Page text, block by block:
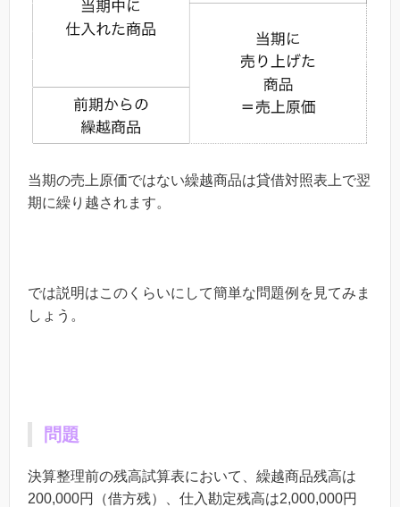
当期の売上原価ではない繰越商品は貸借対照表上で翌
期に繰り越されます。
では説明はこのくらいにして簡単な問題例を見てみま
しょう。
問題
決算整理前の残高試算表において、繰越商品残高は
200,000円（借方残）、仕入勘定残高は2,000,000円